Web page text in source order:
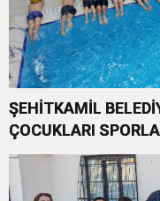
ŞEHİTKAMİL
ÇOCUKLARI